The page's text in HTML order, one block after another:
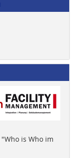
is Who im